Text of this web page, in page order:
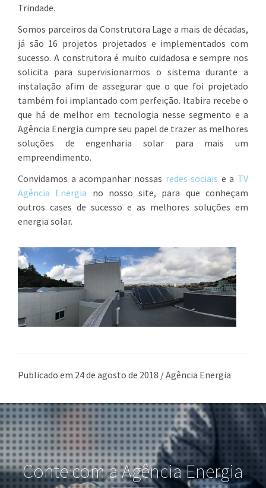
Trindade.
Somos parceiros da Construtora Lage a mais de décadas,
já são 16 projetos projetados e implementados com
sucesso. A construtora é muito cuidadosa e sempre nos
solicita para supervisionarmos o sistema durante a
instalação afim de assegurar que o que foi projetado
também foi implantado com perfeição. Itabira recebe o
que há de melhor em tecnologia nesse segmento e a
Agência Energia cumpre seu papel de trazer as melhores
soluções de engenharia solar para mais um
empreendimento.
Convidamos a acompanhar nossas redes sociais e a TV
Agência Energia no nosso site, para que conheçam
outros cases de sucesso e as melhores soluções em
energia solar.
Publicado em 24 de agosto de 2018 / Agência Energia
Conte com a Agência Energia